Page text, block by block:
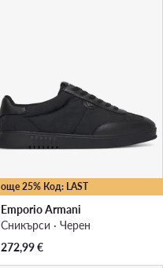
още 25% Код: LAST
Emporio Armani
Сникърси · Черен
272,99€